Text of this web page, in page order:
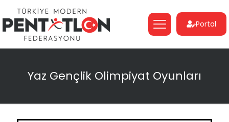
Portal
Yaz Gençlik Olimpiyat Oyunları